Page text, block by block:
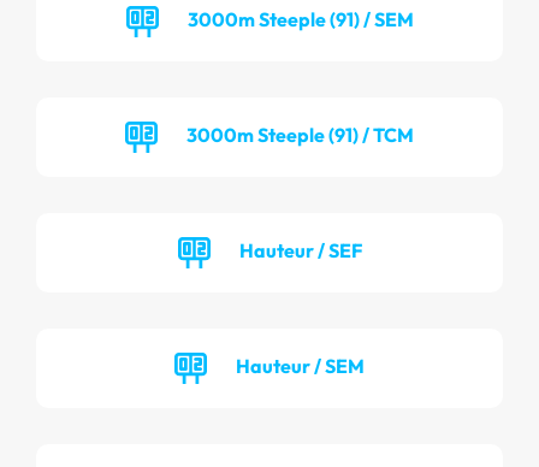
3000m Steeple (91) / SEM
3000m Steeple (91) / TCM
Hauteur / SEF
Hauteur / SEM